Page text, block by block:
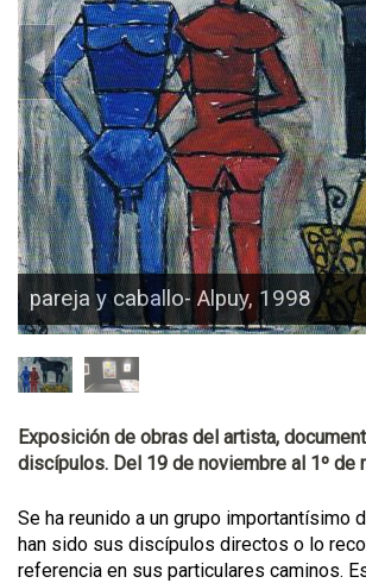
pareja y caballo- Alpuy, 1998
Exposición de obras del artista,
discípulos. Del 19 de noviembre al 1º de
Se ha reunido a un grupo importantísimo
han sido sus discípulos directos o lo
referencia en sus particulares caminos.